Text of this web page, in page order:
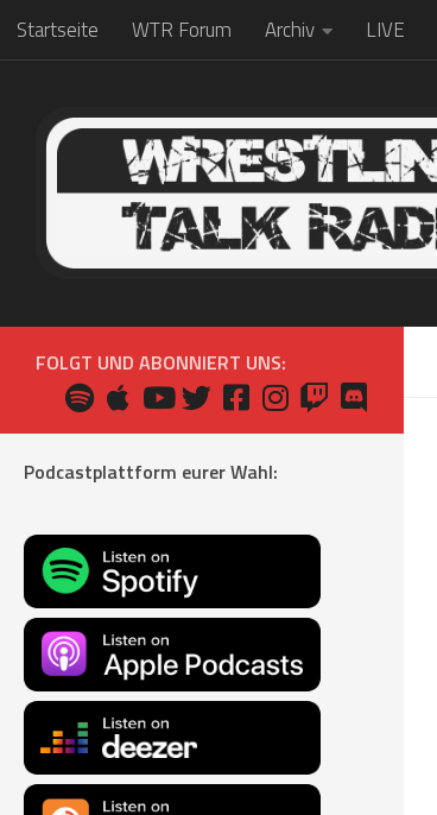
Zum Inhalt springen
Startseite WTR Forum Archiv LIVE
FOLGT UND ABONNIERT UNS:
Podcastplattform eurer Wahl: